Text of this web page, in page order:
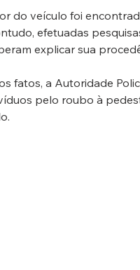
do veículo foi
efetuadas
explicar sua
fatos, a Autoridade
pelo roubo à